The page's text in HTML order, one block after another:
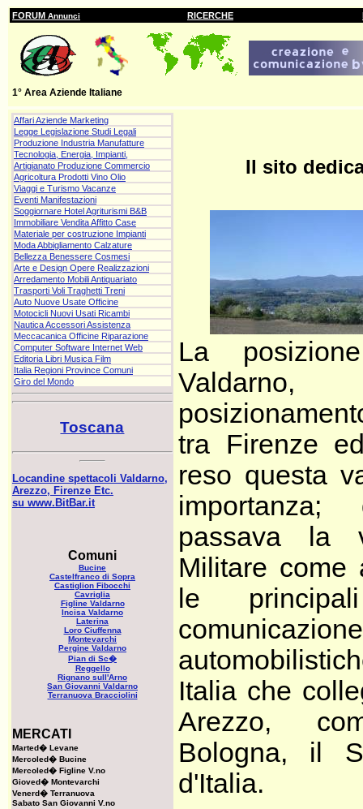
FORUM Annunci RICERCHE
1° Area Aziende Italiane
Affari Aziende Marketing
Legge Legislazione Studi Legali
Produzione Industria Manufatture
Tecnologia, Energia, Impianti,
Artigianato Produzione Commercio
Agricoltura Prodotti Vino Olio
Viaggi e Turismo Vacanze
Eventi Manifestazioni
Soggiornare Hotel Agriturismi B&B
Immobiliare Vendita Affitto Case
Materiale per costruzione Impianti
Moda Abbigliamento Calzature
Bellezza Benessere Cosmesi
Arte e Design Opere Realizzazioni
Arredamento Mobili Antiquariato
Trasporti Voli Traghetti Treni
Auto Nuove Usate Officine
Motocicli Nuovi Usati Ricambi
Nautica Accessori Assistenza
Meccacanica Officine Riparazione
Computer Software Internet Web
Editoria Libri Musica Film
Italia Regioni Province Comuni
Giro del Mondo
Toscana
Locandine spettacoli Valdarno,
Arezzo, Firenze Etc.
su www.BitBar.it
Comuni
Bucine
Castelfranco di Sopra
Castiglion Fibocchi
Cavriglia
Figline Valdarno
Incisa Valdarno
Laterina
Loro Ciuffenna
Montevarchi
Pergine Valdarno
Pian di Sc�
Reggello
Rignano sull'Arno
San Giovanni Valdarno
Terranuova Bracciolini
MERCATI
Marted� Levane
Mercoled� Bucine
Mercoled� Figline V.no
Gioved� Montevarchi
Venerd� Terranuova
Sabato San Giovanni V.no
Il sito
La
tra Firenze
reso questa
passava la
Militare come
le
comunicazione
Italia che
Arezzo,
Bologna, il
d'Italia.